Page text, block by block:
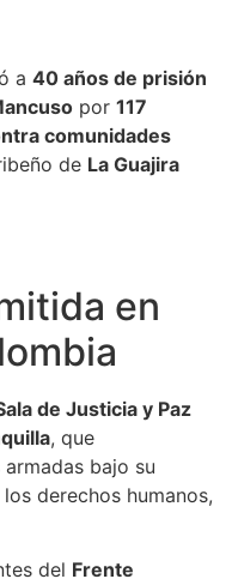
a 40 años de prisión
por 117
comunidades
de La Guajira
en
de Justicia y Paz
, que
bajo su
derechos humanos,
del Frente